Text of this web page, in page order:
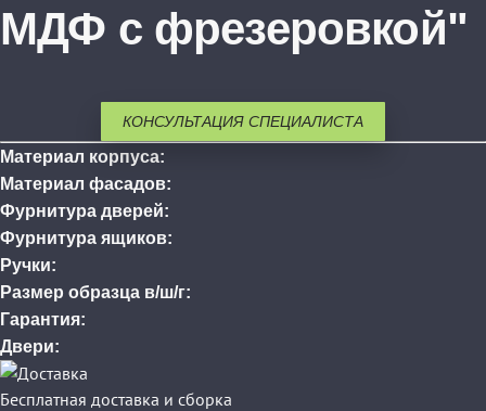
МДФ с фрезеровкой"
КОНСУЛЬТАЦИЯ СПЕЦИАЛИСТА
Материал корпуса:
Материал фасадов:
Фурнитура дверей:
Фурнитура ящиков:
Ручки:
Размер образца в/ш/г:
Гарантия:
Двери:
Бесплатная доставка и сборка